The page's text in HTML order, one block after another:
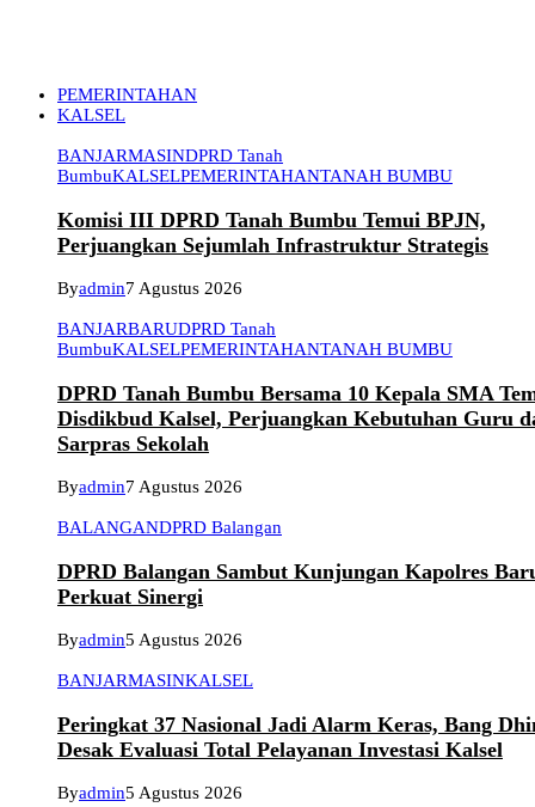
PEMERINTAHAN
KALSEL
BANJARMASINDPRD Tanah
BumbuKALSELPEMERINTAHANTANAH BUMBU
Komisi III DPRD Tanah Bumbu Temui BPJN,
Perjuangkan Sejumlah Infrastruktur Strategis
Byadmin7 Agustus 2026
BANJARBARUDPRD Tanah
BumbuKALSELPEMERINTAHANTANAH BUMBU
DPRD Tanah Bumbu Bersama 10 Kepala SMA
Disdikbud Kalsel, Perjuangkan Kebutuhan Guru
Sarpras Sekolah
Byadmin7 Agustus 2026
BALANGANDPRD Balangan
DPRD Balangan Sambut Kunjungan Kapolres
Perkuat Sinergi
Byadmin5 Agustus 2026
BANJARMASINKALSEL
Peringkat 37 Nasional Jadi Alarm Keras, Bang
Desak Evaluasi Total Pelayanan Investasi Kalsel
Byadmin5 Agustus 2026